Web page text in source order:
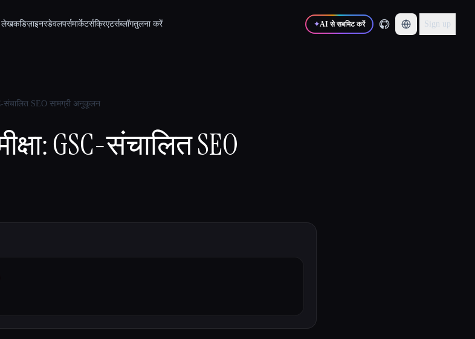
लेखकडिज़ाइनरडेवलपर्समार्केटर्सक्रिएटर्सब्लॉगतुलना करें ✦AI से सबमिट करें Sign up
संचालित SEO सामग्री अनुकूलन
GSC-संचालित SEO